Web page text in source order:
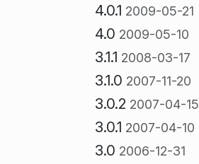
4.0.1 2009-05-21
4.0 2009-05-10
3.1.1 2008-03-17
3.1.0 2007-11-20
3.0.2 2007-04-15
3.0.1 2007-04-10
3.0 2006-12-31